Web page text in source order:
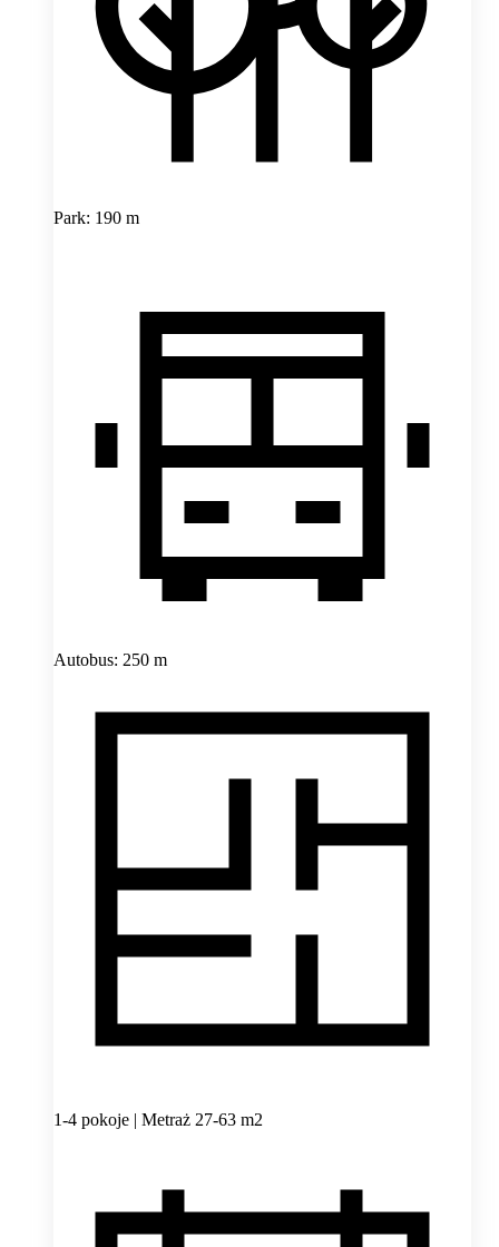
Park: 190 m
Autobus: 250 m
1-4 pokoje | Metraż 27-63 m2